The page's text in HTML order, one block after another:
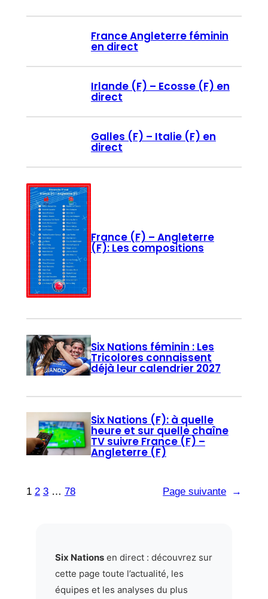
France Angleterre féminin
en direct
Irlande (F) – Ecosse (F) en
direct
Galles (F) – Italie (F) en
direct
France (F) – Angleterre
(F): Les compositions
Six Nations féminin : Les
Tricolores connaissent
déjà leur calendrier 2027
Six Nations (F): à quelle
heure et sur quelle chaîne
TV suivre France (F) –
Angleterre (F)
1 2 3 … 78 Page suivante →
Six Nationsen direct : découvrez sur
cette page toute l’actualité, les
équipes et les analyses du plus